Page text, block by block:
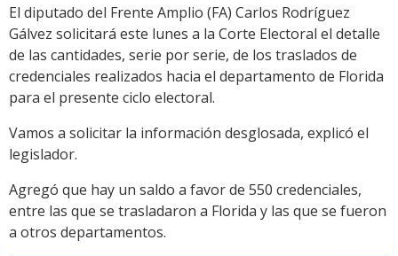
Link
El diputado del Frente Amplio (FA) Carlos Rodríguez
Gálvez solicitará este lunes a la Corte Electoral el detalle
de las cantidades, serie por serie, de los traslados de
credenciales realizados hacia el departamento de Florida
para el presente ciclo electoral.
Vamos a solicitar la información desglosada, explicó el
legislador.
Agregó que hay un saldo a favor de 550 credenciales,
entre las que se trasladaron a Florida y las que se fueron
a otros departamentos.